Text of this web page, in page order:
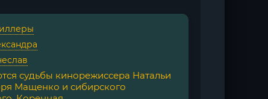
судьбы кинорежиссера Натальи
Мащенко и сибирского